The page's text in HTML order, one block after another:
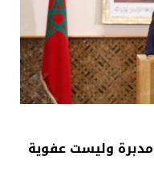
مدبرة وليست عفوية